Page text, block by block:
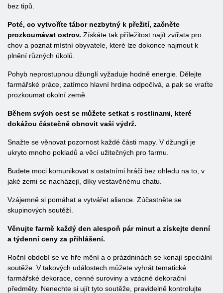
bez tipů.
Poté, co vytvoříte tábor nezbytný k přežití, začněte
prozkoumávat ostrov. Získáte tak příležitost najít zvířata pro
chov a poznat místní obyvatele, které lze dokonce najmout k
plnění různých úkolů.
Pohyb neprostupnou džunglí vyžaduje hodně energie. Dělejte
farmářské práce, zatímco hlavní hrdina odpočívá, a pak se vraťte
prozkoumat okolní země.
Během svých cest se můžete setkat s rostlinami, které
dokážou částečně obnovit vaši výdrž.
Snažte se věnovat pozornost každé části mapy. V džungli je
ukryto mnoho pokladů a věcí užitečných pro farmu.
Budete moci komunikovat s ostatními hráči bez ohledu na to, v
jaké zemi se nacházejí, díky vestavěnému chatu.
Vzájemně si pomáhat a vytvářet aliance. Zúčastněte se
skupinových soutěží.
Věnujte farmě každý den alespoň pár minut a získejte denní
a týdenní ceny za přihlášení.
Roční období se ve hře mění a o prázdninách se konají speciální
soutěže. V takových událostech můžete vyhrát tematické
farmářské dekorace, cenné suroviny a vzácné dekorační
předměty. Nenechte si ujít tyto soutěže, pravidelně kontrolujte